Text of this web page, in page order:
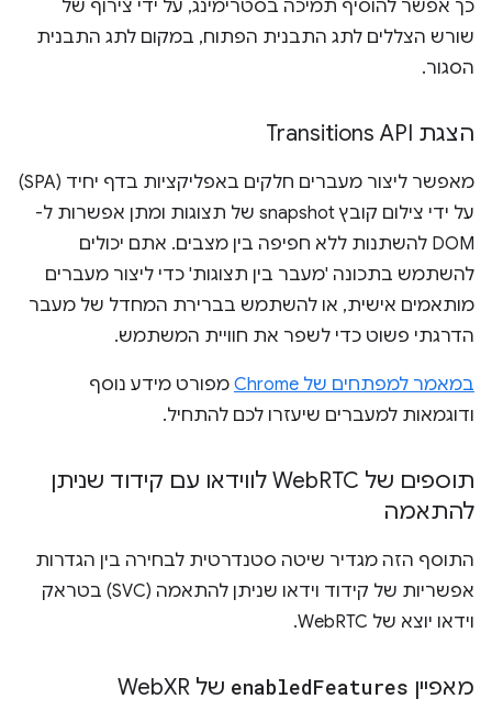
כך אפשר להוסיף תמיכה בסטרימינג, על ידי צירוף של
שורש הצללים לתג התבנית הפתוח, במקום לתג התבנית
הסגור.
הצגת Transitions API
מאפשר ליצור מעברים חלקים באפליקציות בדף יחיד (SPA)
על ידי צילום קובץ snapshot של תצוגות ומתן אפשרות ל-
DOM להשתנות ללא חפיפה בין מצבים. אתם יכולים
להשתמש בתכונה 'מעבר בין תצוגות' כדי ליצור מעברים
מותאמים אישית, או להשתמש בברירת המחדל של מעבר
הדרגתי פשוט כדי לשפר את חוויית המשתמש.
במאמר למפתחים של Chrome
מפורט מידע נוסף
ודוגמאות למעברים שיעזרו לכם להתחיל.
תוספים של Web
RTC לווידאו עם קידוד שניתן
להתאמה
התוסף הזה מגדיר שיטה סטנדרטית לבחירה בין הגדרות
אפשריות של קידוד וידאו שניתן להתאמה (SVC) בטראק
וידאו יוצא של WebRTC.
מאפיין enabledFeatures של Web XR